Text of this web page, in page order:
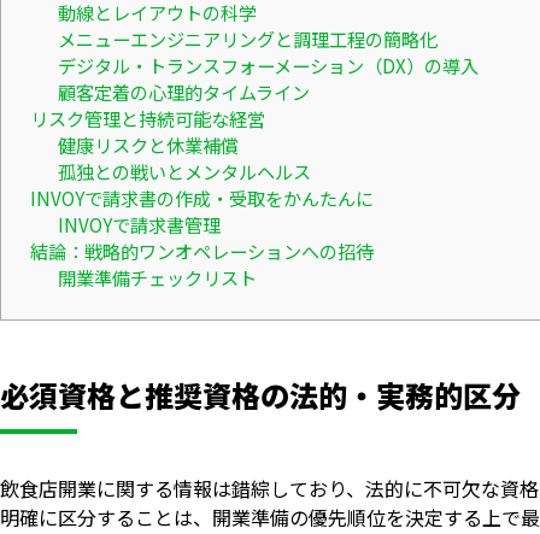
動線とレイアウトの科学
メニューエンジニアリングと調理工程の簡略化
デジタル・トランスフォーメーション（DX）の導入
顧客定着の心理的タイムライン
リスク管理と持続可能な経営
健康リスクと休業補償
孤独との戦いとメンタルヘルス
INVOYで請求書の作成・受取をかんたんに
INVOYで請求書管理
結論：戦略的ワンオペレーションへの招待
開業準備チェックリスト
必須資格と推奨資格の法的・実務的区分
飲食店開業に関する情報は錯綜しており、法的に不可欠な資
明確に区分することは、開業準備の優先順位を決定する上で